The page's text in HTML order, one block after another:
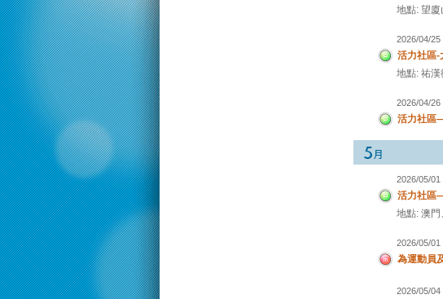
地點: 望廈
2026/04/25
活力社區-
地點: 祐漢
2026/04/26
活力社區
2026/05/01
活力社區
地點: 澳
2026/05/01
為運動員
2026/05/04